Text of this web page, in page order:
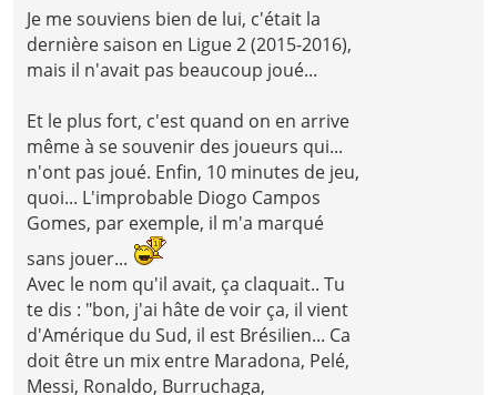
Je me souviens bien de lui, c'était la
dernière saison en Ligue 2 (2015-2016),
mais il n'avait pas beaucoup joué...
Et le plus fort, c'est quand on en arrive
même à se souvenir des joueurs qui...
n'ont pas joué. Enfin, 10 minutes de jeu,
quoi... L'improbable Diogo Campos
Gomes, par exemple, il m'a marqué
sans jouer...
Avec le nom qu'il avait, ça claquait.. Tu
te dis : "bon, j'ai hâte de voir ça, il vient
d'Amérique du Sud, il est Brésilien... Ca
doit être un mix entre Maradona, Pelé,
Messi, Ronaldo, Burruchaga,